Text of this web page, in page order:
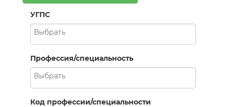
УГПС
Профессия/специальность
Код профессии/специальности